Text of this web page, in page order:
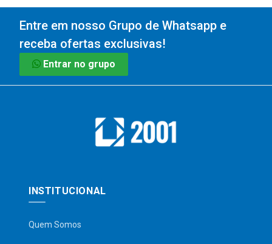
Entre em nosso Grupo de Whatsapp e
receba ofertas exclusivas!
Entrar no grupo
INSTITUCIONAL
Quem Somos